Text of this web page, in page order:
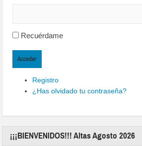
Recuérdame
Acceder
Registro
¿Has olvidado tu contraseña?
¡¡¡BIENVENIDOS!!! Altas Agosto 2026